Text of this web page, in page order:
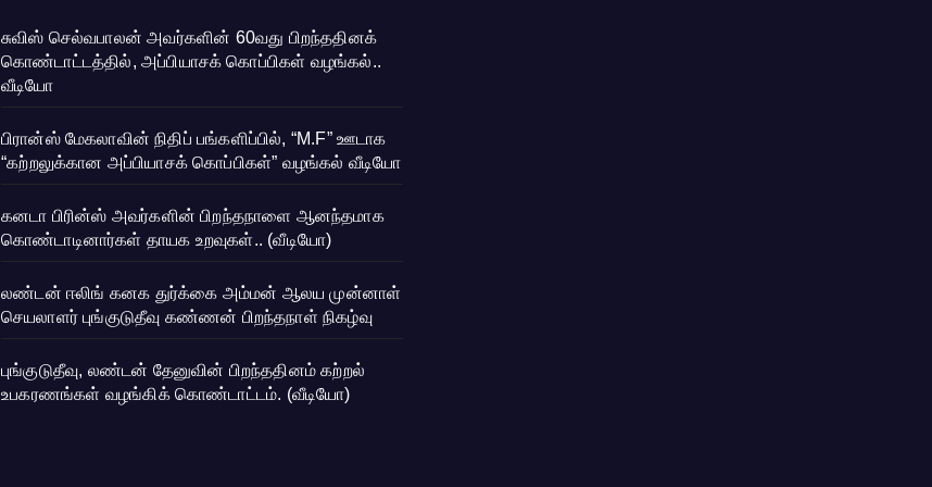
சுவிஸ் செல்வபாலன் அவர்களின் 60வது பிறந்ததினக்
கொண்டாட்டத்தில், அப்பியாசக் கொப்பிகள் வழங்கல்..
வீடியோ
பிரான்ஸ் மேகலாவின் நிதிப் பங்களிப்பில், “M.F” ஊடாக
“கற்றலுக்கான அப்பியாசக் கொப்பிகள்” வழங்கல் வீடியோ
கனடா பிரின்ஸ் அவர்களின் பிறந்தநாளை ஆனந்தமாக
கொண்டாடினார்கள் தாயக உறவுகள்.. (வீடியோ)
லண்டன் ஈலிங் கனக துர்க்கை அம்மன் ஆலய முன்னாள்
செயலாளர் புங்குடுதீவு கண்ணன் பிறந்தநாள் நிகழ்வு
புங்குடுதீவு, லண்டன் தேனுவின் பிறந்ததினம் கற்றல்
உபகரணங்கள் வழங்கிக் கொண்டாட்டம். (வீடியோ)